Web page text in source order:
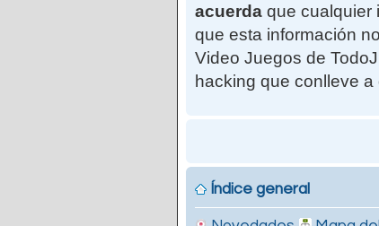
acuerda que cualquier
que esta información
Video Juegos de
hacking que conlleve
Índice general